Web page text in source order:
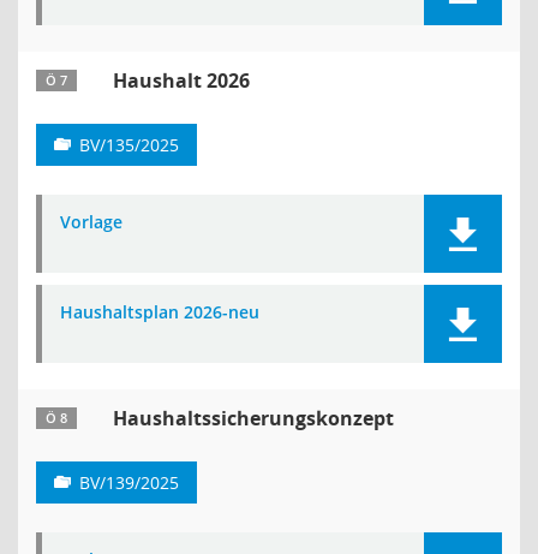
Ö 7 Haushalt 2026
BV/135/2025
Vorlage
Haushaltsplan 2026-neu
Ö 8 Haushaltssicherungskonzept
BV/139/2025